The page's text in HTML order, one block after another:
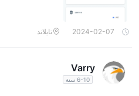
2024-02-07 تايلاند
Varry
6-10 سنة